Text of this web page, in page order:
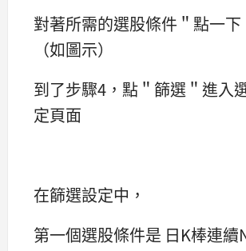
對著所需的選股條件＂點一
（如圖示）
到了步驟4，點＂篩選＂進入
定頁面
在篩選設定中，
第一個選股條件是 日K棒連續